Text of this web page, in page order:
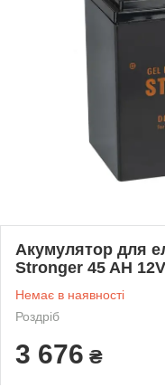
Акумулятор для
Stronger 45 AH 12V
Немає в наявності
Роздріб
3 676 ₴